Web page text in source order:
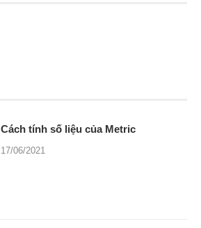
Cách tính số liệu của Metric
17/06/2021